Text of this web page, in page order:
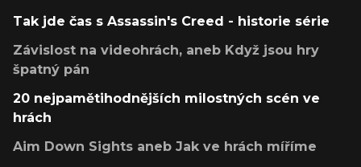
Tak jde čas s Assassin's Creed - historie série
Závislost na videohrách, aneb Když jsou hry
špatný pán
20 nejpamětihodnějších milostných scén ve
hrách
Aim Down Sights aneb Jak ve hrách míříme